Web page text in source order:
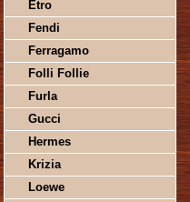
Etro
Fendi
Ferragamo
Folli Follie
Furla
Gucci
Hermes
Krizia
Loewe